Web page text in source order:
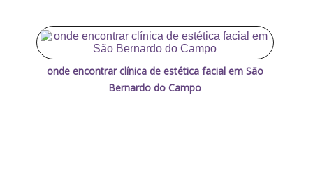
onde encontrar clínica de estética facial em São
Bernardo do Campo